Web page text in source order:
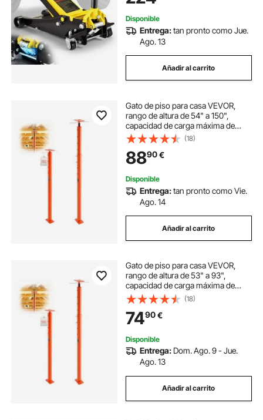
495 mm
Disponible
Entrega:tan pronto como Jue.
Ago. 13
Añadir al carrito
Gato de piso para casa VEVOR,
rango de altura de 54" a 150",
capacidad de carga máxima de
11200 lb, poste de gato de sótano
con viga de soporte ajustable para
nivelación, gato telescópico de
acero con soporte de elevación
para soporte temporal
(18)
8890€
Disponible
Entrega:tan pronto como Vie.
Ago. 14
Añadir al carrito
Gato de piso para casa VEVOR,
rango de altura de 53" a 93",
capacidad de carga máxima de
18000 lb, poste de gato de sótano
con viga de soporte ajustable para
nivelación, poste de gato
telescópico de acero con soporte
de elevación para soporte temporal
(18)
7490€
Disponible
Entrega: Dom. Ago. 9 - Jue.
Ago. 13
Añadir al carrito